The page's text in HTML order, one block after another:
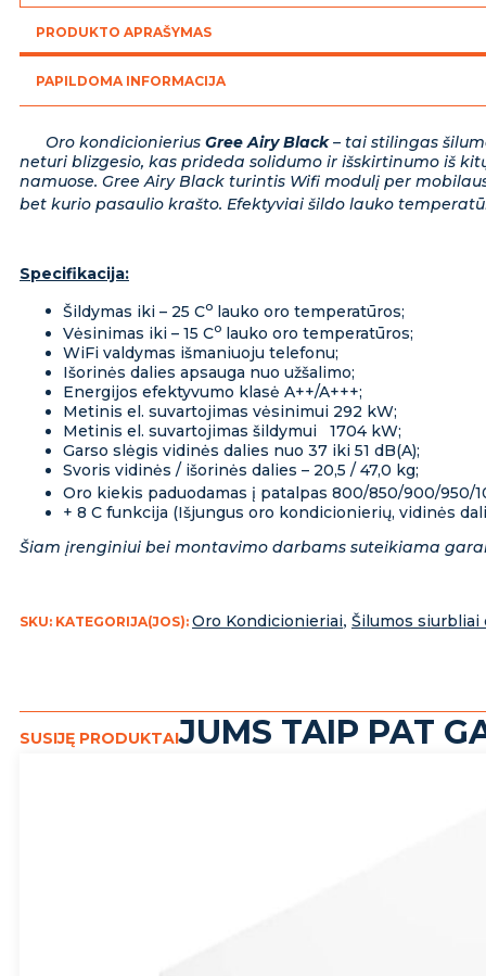
kWPRODUKTO APRAŠYMAS
PAPILDOMA INFORMACIJA
Oro kondicionierius Gree Airy Black– tai stilingas
neturi blizgesio, kas prideda solidumo ir išskirtinumo iš
namuose. Gree Airy Black turintis Wifi modulį per
bet kurio pasaulio krašto. Efektyviai šildo lauko
Specifikacija:
Šildymas iki – 25 Co lauko oro temperatūros;
Vėsinimas iki – 15 Co lauko oro temperatūros;
WiFi valdymas išmaniuoju telefonu;
Išorinės dalies apsauga nuo užšalimo;
Energijos efektyvumo klasė A++/A+++;
Metinis el. suvartojimas vėsinimui 292 kW;
Metinis el. suvartojimas šildymui 1704 kW;
Garso slėgis vidinės dalies nuo 37 iki 51 dB(A);
Svoris vidinės / išorinės dalies – 20,5 / 47,0 kg;
Oro kiekis paduodamas į patalpas 800/850/900/950/
+ 8 C funkcija (Išjungus oro kondicionierių, vidinės
Šiam įrenginiui bei montavimo darbams suteikiama
SKU: KATEGORIJA(JOS): Oro Kondicionieriai, Šilumos siurbliai
SUSIJĘ PRODUKTAIJUMS TAIP PAT